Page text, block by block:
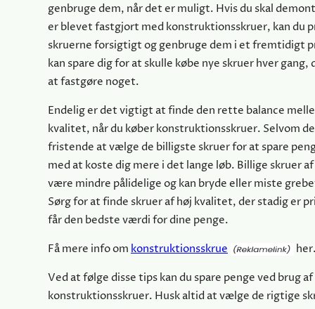
genbruge dem, når det er muligt. Hvis du skal
er blevet fastgjort med konstruktionsskruer, kan du
skruerne forsigtigt og genbruge dem i et fremtidigt
kan spare dig for at skulle købe nye skruer hver gang,
at fastgøre noget.
Endelig er det vigtigt at finde den rette balance
kvalitet, når du køber konstruktionsskruer. Selvom
fristende at vælge de billigste skruer for at spare
med at koste dig mere i det lange løb. Billige skruer
være mindre pålidelige og kan bryde eller miste
Sørg for at finde skruer af høj kvalitet, der stadig er
får den bedste værdi for dine penge.
Få mere info om konstruktionsskrue
Ved at følge disse tips kan du spare penge ved brug af
konstruktionsskruer. Husk altid at vælge de rigtige